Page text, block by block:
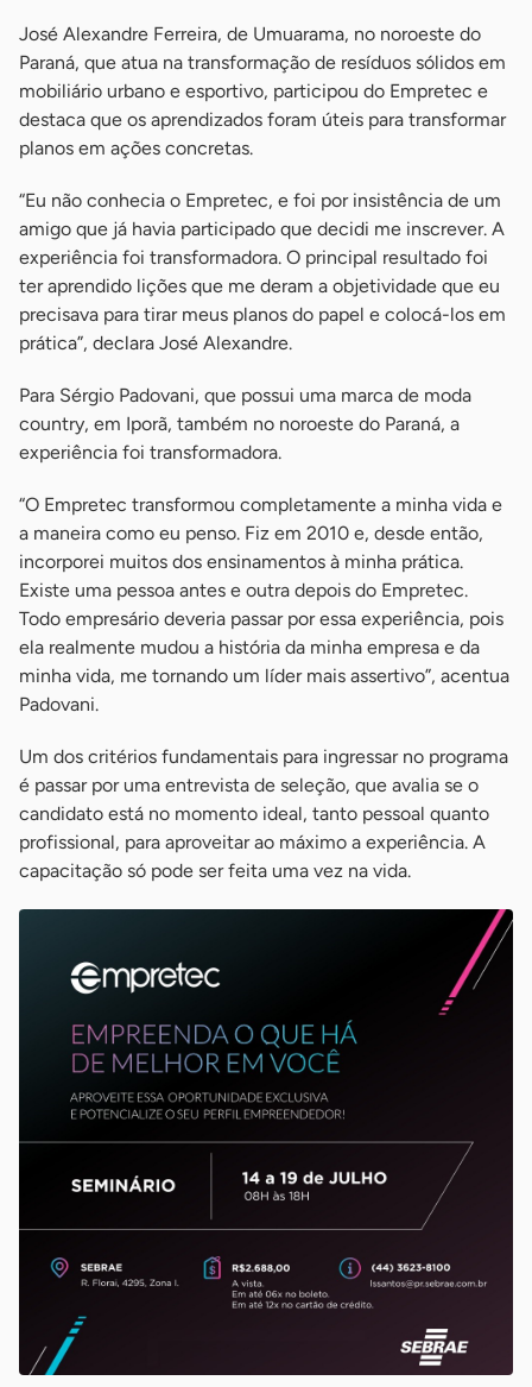
José Alexandre Ferreira, de Umuarama, no noroeste do
Paraná, que atua na transformação de resíduos sólidos em
mobiliário urbano e esportivo, participou do Empretec e
destaca que os aprendizados foram úteis para transformar
planos em ações concretas.
“Eu não conhecia o Empretec, e foi por insistência de um
amigo que já havia participado que decidi me inscrever. A
experiência foi transformadora. O principal resultado foi
ter aprendido lições que me deram a objetividade que eu
precisava para tirar meus planos do papel e colocá-los em
prática”, declara José Alexandre.
Para Sérgio Padovani, que possui uma marca de moda
country, em Iporã, também no noroeste do Paraná, a
experiência foi transformadora.
“O Empretec transformou completamente a minha vida e
a maneira como eu penso. Fiz em 2010 e, desde então,
incorporei muitos dos ensinamentos à minha prática.
Existe uma pessoa antes e outra depois do Empretec.
Todo empresário deveria passar por essa experiência, pois
ela realmente mudou a história da minha empresa e da
minha vida, me tornando um líder mais assertivo”, acentua
Padovani.
Um dos critérios fundamentais para ingressar no programa
é passar por uma entrevista de seleção, que avalia se o
candidato está no momento ideal, tanto pessoal quanto
profissional, para aproveitar ao máximo a experiência. A
capacitação só pode ser feita uma vez na vida.